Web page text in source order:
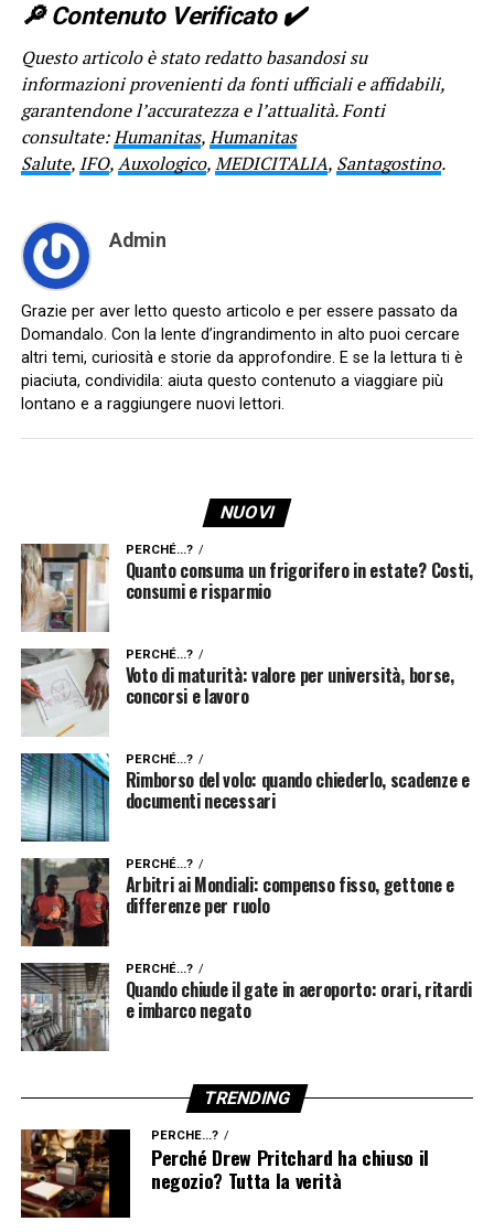
🔎​ Contenuto Verificato ✔️
Questo articolo è stato redatto basandosi su
informazioni provenienti da fonti ufficiali e affidabili,
garantendone l’accuratezza e l’attualità. Fonti
consultate:Humanitas,Humanitas
Salute, IFO,Auxologico,MEDICITALIA, Santagostino.
Admin
Grazie per aver letto questo articolo e per essere passato da
Domandalo. Con la lente d’ingrandimento in alto puoi cercare
altri temi, curiosità e storie da approfondire. E se la lettura ti è
piaciuta, condividila: aiuta questo contenuto a viaggiare più
lontano e a raggiungere nuovi lettori.
NUOVI
PERCHÉ...?
Quanto consuma un frigorifero in estate? Costi,
consumi e risparmio
PERCHÉ...?
Voto di maturità: valore per università, borse,
concorsi e lavoro
PERCHÉ...?
Rimborso del volo: quando chiederlo, scadenze e
documenti necessari
PERCHÉ...?
Arbitri ai Mondiali: compenso fisso, gettone e
differenze per ruolo
PERCHÉ...?
Quando chiude il gate in aeroporto: orari, ritardi
e imbarco negato
TRENDING
PERCHÉ...?
Perché Drew Pritchard ha chiuso il
negozio? Tutta la verità